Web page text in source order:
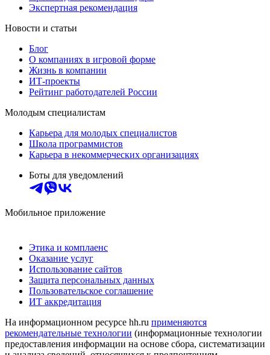
Экспертная рекомендация
Новости и статьи
Блог
О компаниях в игровой форме
Жизнь в компании
ИТ-проекты
Рейтинг работодателей России
Молодым специалистам
Карьера для молодых специалистов
Школа программистов
Карьера в некоммерческих организациях
Боты для уведомлений
Мобильное приложение
Этика и комплаенс
Оказание услуг
Использование сайтов
Защита персональных данных
Пользовательское соглашение
ИТ аккредитация
На информационном ресурсе hh.ru применяются
рекомендательные технологии (информационные технологии
предоставления информации на основе сбора, систематизации